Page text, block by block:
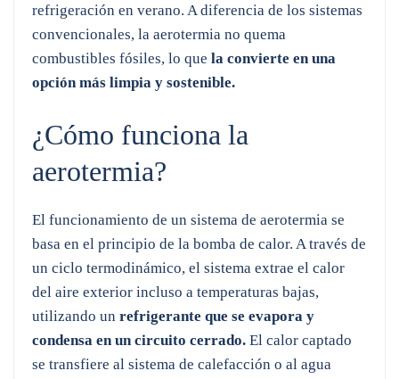
refrigeración en verano. A diferencia de los sistemas
convencionales, la aerotermia no quema
combustibles fósiles, lo que la convierte en una
opción más limpia y sostenible.
¿Cómo funciona la
aerotermia?
El funcionamiento de un sistema de aerotermia se
basa en el principio de la bomba de calor. A través de
un ciclo termodinámico, el sistema extrae el calor
del aire exterior incluso a temperaturas bajas,
utilizando un refrigerante que se evapora y
condensa en un circuito cerrado. El calor captado
se transfiere al sistema de calefacción o al agua